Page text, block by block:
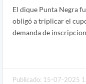
El dique Punta Negra
obligó a triplicar el
demanda de
Publicado: 15-07-2025